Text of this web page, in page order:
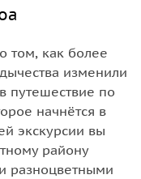
том, как более
изменили
путешествие по
начнётся в
экскурсии вы
району
разноцветными